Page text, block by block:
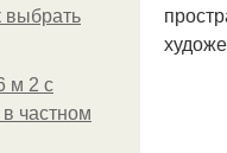
выбрать
м 2 с
частном